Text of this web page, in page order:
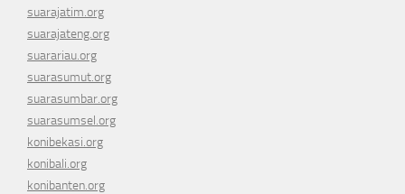
suarajatim.org
suarajateng.org
suarariau.org
suarasumut.org
suarasumbar.org
suarasumsel.org
konibekasi.org
konibali.org
konibanten.org